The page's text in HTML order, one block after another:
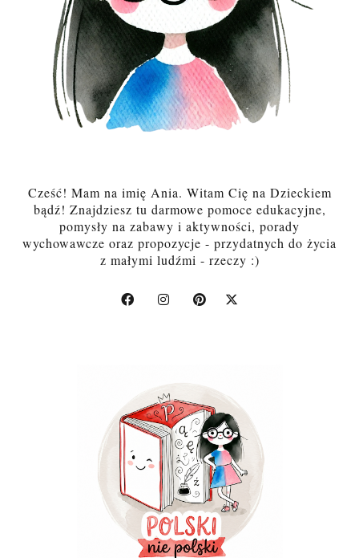
Cześć! Mam na imię Ania. Witam Cię na Dzieckiem
bądź! Znajdziesz tu darmowe pomoce edukacyjne,
pomysły na zabawy i aktywności, porady
wychowawcze oraz propozycje - przydatnych do życia
z małymi ludźmi - rzeczy :)